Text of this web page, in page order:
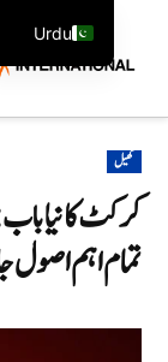
POSTED
IN
کھیل
کرکٹ کا نیا
تمام اہم اصول
Urdu
English